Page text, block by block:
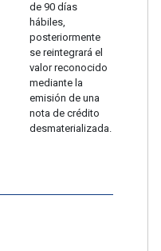
de 90 días
hábiles,
posteriormente
se reintegrará el
valor reconocido
mediante la
emisión de una
nota de crédito
desmaterializada.